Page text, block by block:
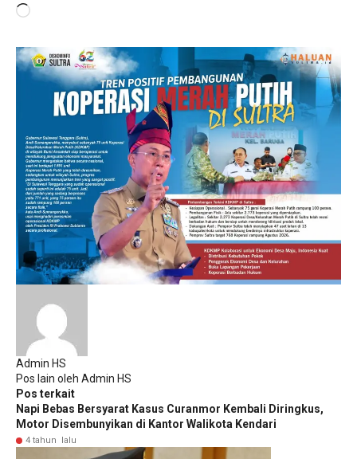
Memuat...
Admin HS
Pos lain oleh Admin HS
Pos terkait
Napi Bebas Bersyarat Kasus Curanmor Kembali Diringkus,
Motor Disembunyikan di Kantor Walikota Kendari
4 tahun lalu